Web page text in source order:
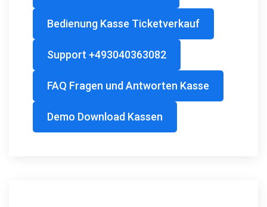
Bedienung Kasse Ticketverkauf
Support +493040363082
FAQ Fragen und Antworten Kasse
Demo Download Kassen